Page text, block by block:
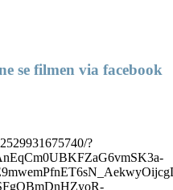
se filmen via facebook
?